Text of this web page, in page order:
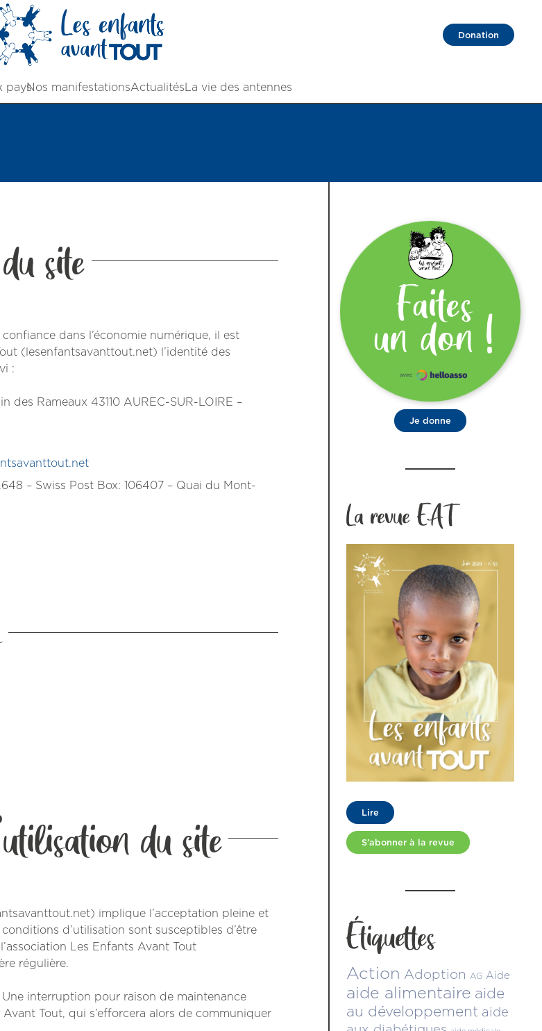
Donation
paysNos manifestationsActualitésLa vie des antennes
site
dans l’économie numérique, il est
(lesenfantsavanttout.net) l’identité des
:
des Rameaux 43110 AUREC-SUR-LOIRE –
– Swiss Post Box: 106407 – Quai du Mont-
du site
implique l’acceptation pleine et
d’utilisation sont susceptibles d’être
Les Enfants Avant Tout
régulière.
interruption pour raison de maintenance
Tout, qui s’efforcera alors de communiquer
Je donne
La revue EAT
Lire
S’abonner à la revue
Étiquettes
Action Adoption AG Aide
aide alimentaire aide
au développement aide